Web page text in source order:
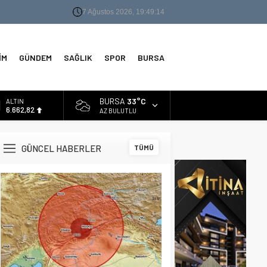
7 Ağustos 2026, 19:49:15
GÜNDEM SAĞLIK SPOR BURSA
ALTIN
6.662,82
EURO
55,1808
BURSA 33°C
AZ BULUTLU
GÜNCEL HABERLER TÜMÜ